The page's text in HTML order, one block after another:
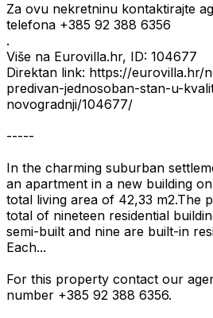
Za ovu nekretninu kontaktirajte
telefona +385 92 388 6356
.
Više na Eurovilla.hr, ID: 104677
Direktan link: https://eurovilla.hr/
predivan-jednosoban-stan-u-
novogradnji/104677/
-----
In the charming suburban
an apartment in a new building
total living area of 42,33 m2.The
total of nineteen residential
semi-built and nine are built-in
Each...
For this property contact our
number +385 92 388 6356.